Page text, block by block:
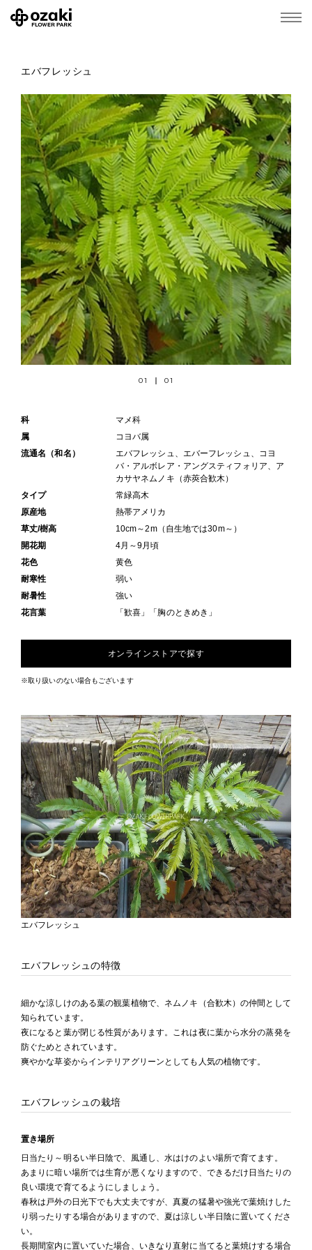
エバフレッシュ
01 01
科
マメ科
属
コヨバ属
流通名（和名）
エバフレッシュ、エバーフレッシュ、コヨ
バ・アルボレア・アングスティフォリア、ア
カサヤネムノキ（赤莢合歓木）
タイプ
常緑高木
原産地
熱帯アメリカ
草丈/樹高
10cm～2m（自生地では30m～）
開花期
4月～9月頃
花色
黄色
耐寒性
弱い
耐暑性
強い
花言葉
「歓喜」「胸のときめき」
オンラインストアで探す
※取り扱いのない場合もございます
エバフレッシュ
エバフレッシュの特徴
細かな涼しけのある葉の観葉植物で、ネムノキ（合歓木）の仲間として
知られています。
夜になると葉が閉じる性質があります。これは夜に葉から水分の蒸発を
防ぐためとされています。
爽やかな草姿からインテリアグリーンとしても人気の植物です。
エバフレッシュの栽培
置き場所
日当たり～明るい半日陰で、風通し、水はけのよい場所で育てます。
あまりに暗い場所では生育が悪くなりますので、できるだけ日当たりの
良い環境で育てるようにしましょう。
春秋は戸外の日光下でも大丈夫ですが、真夏の猛暑や強光で葉焼けした
り弱ったりする場合がありますので、夏は涼しい半日陰に置いてくださ
い。
長期間室内に置いていた場合、いきなり直射に当てると葉焼けする場合